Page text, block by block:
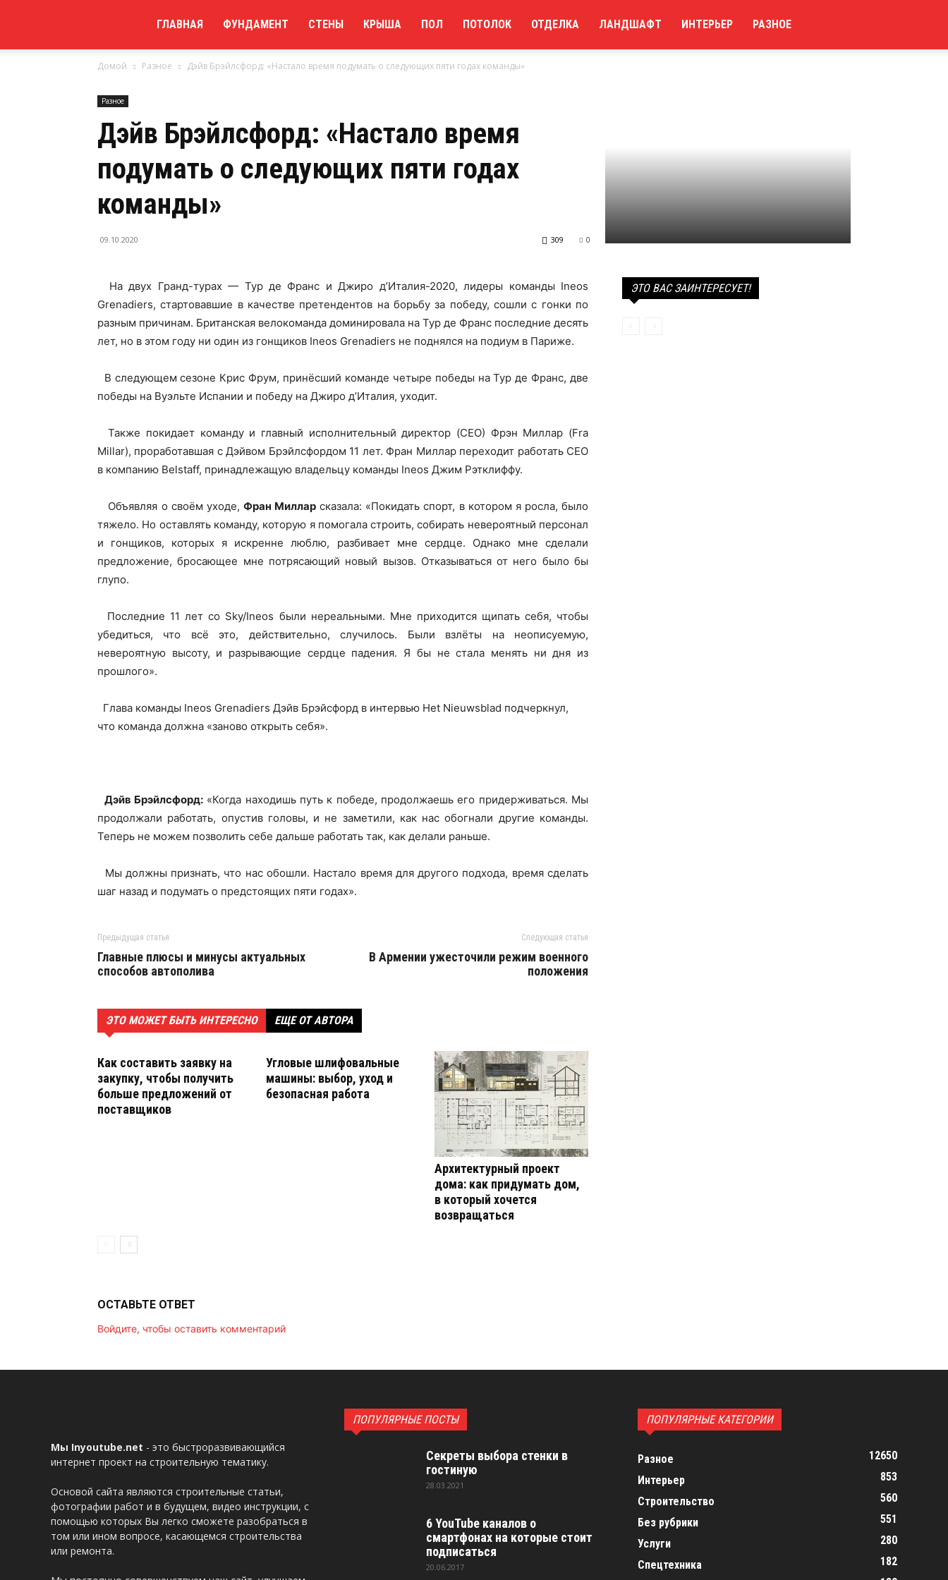
ГЛАВНАЯ ФУНДАМЕНТ СТЕНЫ КРЫША ПОЛ ПОТОЛОК ОТДЕЛКА ЛАНДШАФТ ИНТЕРЬЕР РАЗНОЕ
Домой Разное Дэйв Брэйлсфорд: «Настало время подумать о следующих пяти годах команды»
Разное
Дэйв Брэйлсфорд: «Настало время
подумать о следующих пяти годах
команды»
09.10.2020 0
309
На двух Гранд-турах — Тур де Франс и Джиро д’Италия-2020, лидеры команды Ineos
Grenadiers, стартовавшие в качестве претендентов на борьбу за победу, сошли с гонки по
разным причинам. Британская велокоманда доминировала на Тур де Франс последние десять
лет, но в этом году ни один из гонщиков Ineos Grenadiers не поднялся на подиум в Париже.
В следующем сезоне Крис Фрум, принёсший команде четыре победы на Тур де Франс, две
победы на Вуэльте Испании и победу на Джиро д’Италия, уходит.
Также покидает команду и главный исполнительный директор (CEO) Фрэн Миллар (Fra
Millar), проработавшая с Дэйвом Брэйлсфордом 11 лет. Фран Миллар переходит работать CEO
в компанию Belstaff, принадлежащую владельцу команды Ineos Джим Рэтклиффу.
Объявляя о своём уходе, Фран Миллар сказала: «Покидать спорт, в котором я росла, было
тяжело. Но оставлять команду, которую я помогала строить, собирать невероятный персонал
и гонщиков, которых я искренне люблю, разбивает мне сердце. Однако мне сделали
предложение, бросающее мне потрясающий новый вызов. Отказываться от него было бы
глупо.
Последние 11 лет со Sky/Ineos были нереальными. Мне приходится щипать себя, чтобы
убедиться, что всё это, действительно, случилось. Были взлёты на неописуемую,
невероятную высоту, и разрывающие сердце падения. Я бы не стала менять ни дня из
прошлого».
Глава команды Ineos Grenadiers Дэйв Брэйсфорд в интервью Het Nieuwsblad подчеркнул,
что команда должна «заново открыть себя».
Дэйв Брэйлсфорд: «Когда находишь путь к победе, продолжаешь его придерживаться. Мы
продолжали работать, опустив головы, и не заметили, как нас обогнали другие команды.
Теперь не можем позволить себе дальше работать так, как делали раньше.
Мы должны признать, что нас обошли. Настало время для другого подхода, время сделать
шаг назад и подумать о предстоящих пяти годах».
Предыдущая статья
Главные плюсы и минусы актуальных
способов автополива
Следующая статья
В Армении ужесточили режим военного
положения
ЭТО МОЖЕТ БЫТЬ ИНТЕРЕСНО ЕЩЕ ОТ АВТОРА
Как составить заявку на
закупку, чтобы получить
больше предложений от
поставщиков
Угловые шлифовальные
машины: выбор, уход и
безопасная работа
Архитектурный проект
дома: как придумать дом,
в который хочется
возвращаться
ОСТАВЬТЕ ОТВЕТ
Войдите, чтобы оставить комментарий
ЭТО ВАС ЗАИНТЕРЕСУЕТ!
Мы Inyoutube.net - это быстроразвивающийся
интернет проект на строительную тематику.
Основой сайта являются строительные статьи,
фотографии работ и в будущем, видео инструкции, с
помощью которых Вы легко сможете разобраться в
том или ином вопросе, касающемся строительства
или ремонта.
ПОПУЛЯРНЫЕ ПОСТЫ
Секреты выбора стенки в
гостиную
28.03.2021
6 YouTube каналов о
смартфонах на которые стоит
подписаться
20.06.2017
ПОПУЛЯРНЫЕ КАТЕГОРИИ
Разное
12650
Интерьер
853
Строительство
560
Без рубрики
551
Услуги
280
Спецтехника
182